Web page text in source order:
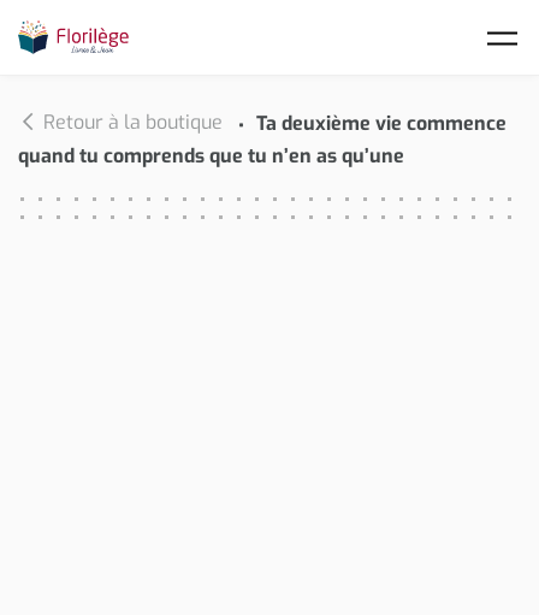
Retour à la boutique
Ta deuxième vie commence
quand tu comprends que tu n’en as qu’une